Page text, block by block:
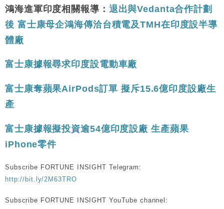
鴻海進軍印度相關報導： 退出與Vedanta合作計劃
後 富士康母企鴻海傳洽台積電及TMH在印度設半導
體廠
富士康據報尋求印度設電動車廠
富士康奪蘋果AirPods訂單 擬斥15.6億印度設廠生
產
富士康據報擬投資逾54億印度設廠 生產蘋果
iPhone零件
Subscribe FORTUNE INSIGHT Telegram:
http://bit.ly/2M63TRO
Subscribe FORTUNE INSIGHT YouTube channel: